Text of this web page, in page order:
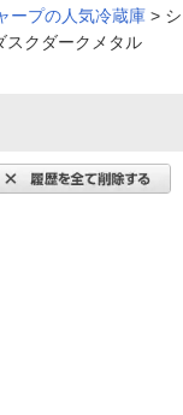
ープの人気冷蔵庫 > シ
クダークメタル